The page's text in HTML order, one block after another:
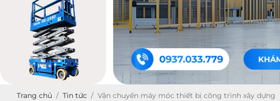
Trang chủ Tin tức Vận chuyển máy móc thiết bị công trình xây dựng